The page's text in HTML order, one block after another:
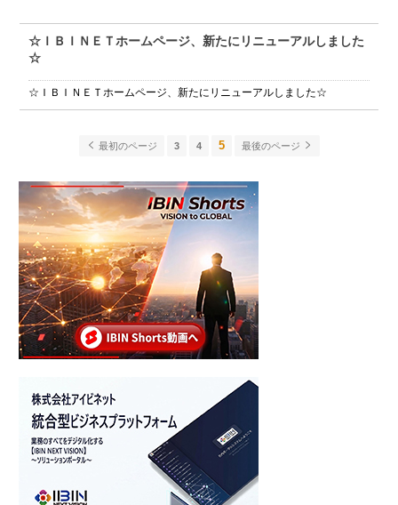
☆ＩＢＩＮＥＴホームページ、新たにリニューアルしました
☆
☆ＩＢＩＮＥＴホームページ、新たにリニューアルしました☆
最初のページ 3 4 5 最後のページ